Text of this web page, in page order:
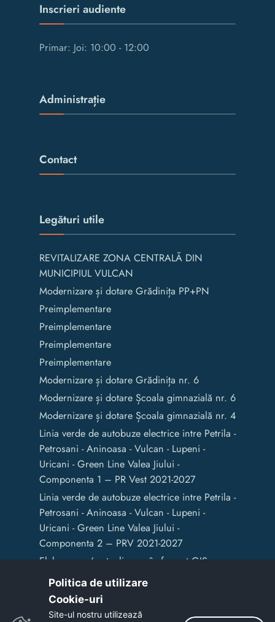
Inscrieri audiente
Primar: Joi: 10:00 - 12:00
Administrație
Contact
Legături utile
REVITALIZARE ZONA CENTRALĂ DIN
MUNICIPIUL VULCAN
Modernizare și dotare Grădinița PP+PN
Preimplementare
Preimplementare
Preimplementare
Preimplementare
Modernizare și dotare Grădinița nr. 6
Modernizare și dotare Școala gimnazială nr. 6
Modernizare și dotare Școala gimnazială nr. 4
Linia verde de autobuze electrice intre Petrila -
Petrosani - Aninoasa - Vulcan - Lupeni -
Uricani - Green Line Valea Jiului -
Componenta 1 – PR Vest 2021-2027
Linia verde de autobuze electrice intre Petrila -
Petrosani - Aninoasa - Vulcan - Lupeni -
Uricani - Green Line Valea Jiului -
Componenta 2 – PRV 2021-2027
Elaborarea / actualizarea în format GIS a
documentelor de amenajare a teritoriului și
de planificare urbană a Municipiului Vulcan
Politica de utilizare
Cookie-uri‎
Site-ul nostru utilizează